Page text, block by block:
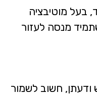
מוטיבציה
מנסה לעזור
חשוב לשמור